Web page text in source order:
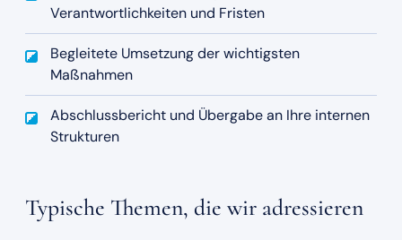
Verantwortlichkeiten und Fristen
Begleitete Umsetzung der wichtigsten
Maßnahmen
Abschlussbericht und Übergabe an Ihre internen
Strukturen
Typische Themen, die wir adressieren